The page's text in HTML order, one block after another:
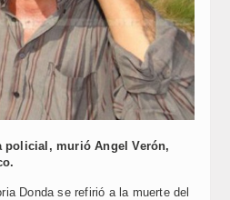
policial, murió Angel Verón,
Donda se refirió a la muerte del